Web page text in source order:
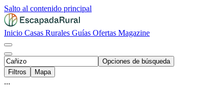
Salto al contenido principal
Inicio Casas Rurales Guías Ofertas Magazine
Opciones de búsqueda
Filtros
Mapa
...